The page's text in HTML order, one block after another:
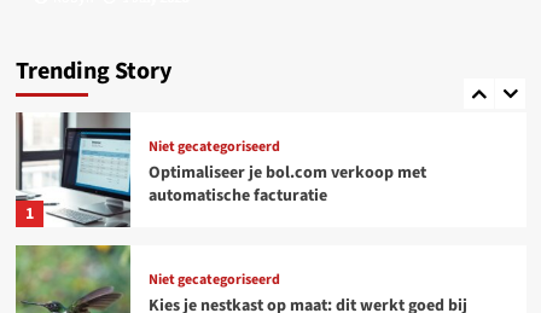
Trending Story
5
freelancers
1
Niet gecategoriseerd
Optimaliseer je bol.com verkoop met
automatische facturatie
Niet gecategoriseerd
Kies je nestkast op maat: dit werkt goed bij